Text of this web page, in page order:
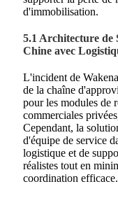
d'immobilisation.
5.1 Architecture de
Chine avec
L'incident de
de la chaîne
pour les modules de
commerciales
Cependant, la
d'équipe de service
logistique et de
réalistes tout en
coordination efficace.